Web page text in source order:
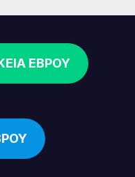
ΕΒΡΟΥ